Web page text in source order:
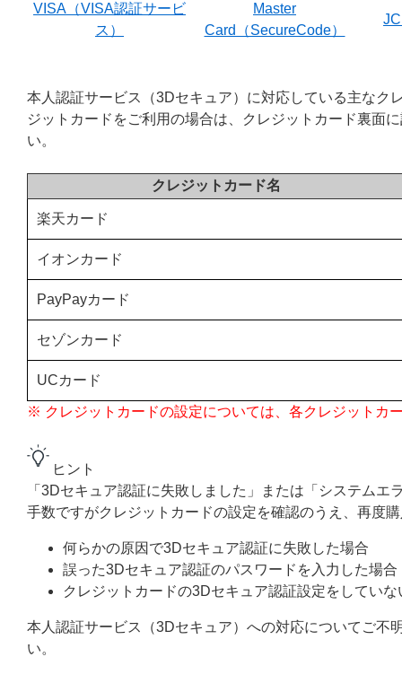
VISA（VISA認証サービ
ス）
Master
Card（SecureCode）
本人認証サービス（3Dセキュア）に対応している主なク
ジットカードをご利用の場合は、クレジットカード裏面
い。
クレジットカード名
楽天カード
イオンカード
PayPayカード
セゾンカード
UCカード
※ クレジットカードの設定については、各クレジットカ
ヒント
「3Dセキュア認証に失敗しました」または「システム
手数ですがクレジットカードの設定を確認のうえ、再度
何らかの原因で3Dセキュア認証に失敗した場合
誤った3Dセキュア認証のパスワードを入力した場合
クレジットカードの3Dセキュア認証設定をしてい
本人認証サービス（3Dセキュア）への対応についてご不
い。